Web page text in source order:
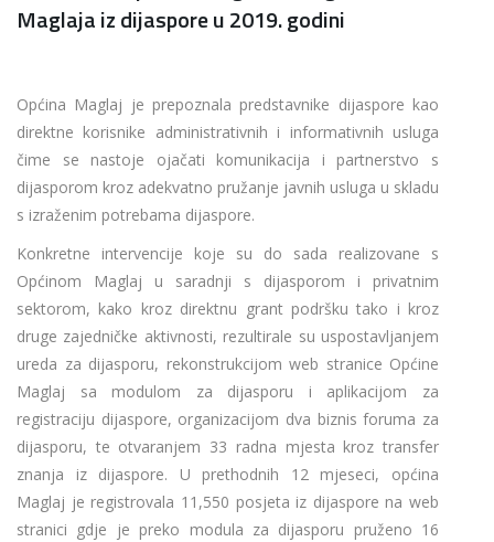
Maglaja iz dijaspore u 2019. godini
Općina Maglaj je prepoznala predstavnike dijaspore kao
direktne korisnike administrativnih i informativnih usluga
čime se nastoje ojačati komunikacija i partnerstvo s
dijasporom kroz adekvatno pružanje javnih usluga u skladu
s izraženim potrebama dijaspore.
Konkretne intervencije koje su do sada realizovane s
Općinom Maglaj u saradnji s dijasporom i privatnim
sektorom, kako kroz direktnu grant podršku tako i kroz
druge zajedničke aktivnosti, rezultirale su uspostavljanjem
ureda za dijasporu, rekonstrukcijom web stranice Općine
Maglaj sa modulom za dijasporu i aplikacijom za
registraciju dijaspore, organizacijom dva biznis foruma za
dijasporu, te otvaranjem 33 radna mjesta kroz transfer
znanja iz dijaspore. U prethodnih 12 mjeseci, općina
Maglaj je registrovala 11,550 posjeta iz dijaspore na web
stranici gdje je preko modula za dijasporu pruženo 16